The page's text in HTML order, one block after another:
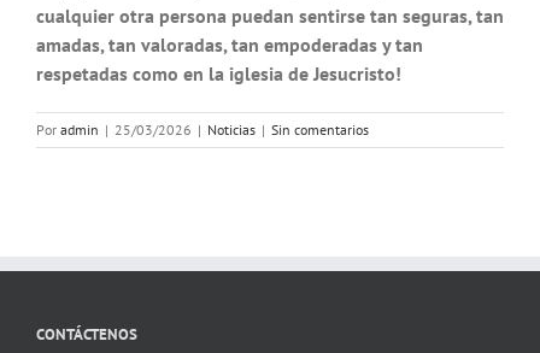
cualquier otra persona puedan sentirse tan seguras, tan
amadas, tan valoradas, tan empoderadas y tan
respetadas como en la iglesia de Jesucristo!
Por admin | 25/03/2026 | Noticias | Sin comentarios
CONTÁCTENOS